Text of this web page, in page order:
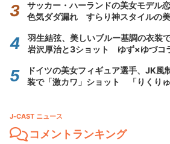
サッカー・ハーランドの美女モデル
色気ダダ漏れ すらり神スタイルの
羽生結弦、美しいブルー基調の衣装
岩沢厚治と3ショット ゆず×ゆづコ
ドイツの美女フィギュア選手、JK風
装で「激カワ」ショット 「りくり
J-CAST ニュース
コメントランキング